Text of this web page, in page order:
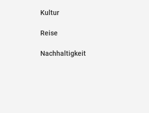
Kultur
Reise
Nachhaltigkeit